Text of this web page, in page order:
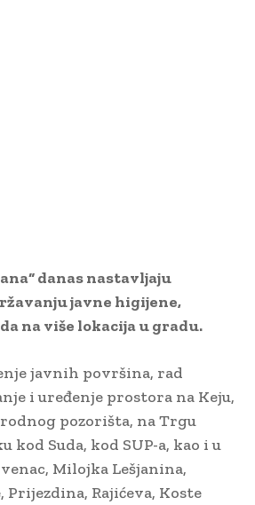
danas nastavljaju
javne higijene,
na više lokacija u gradu.
javnih površina, rad
i uređenje prostora na Keju,
pozorišta, na Trgu
kod Suda, kod SUP-a, kao i u
Milojka Lešjanina,
Prijezdina, Rajićeva, Koste